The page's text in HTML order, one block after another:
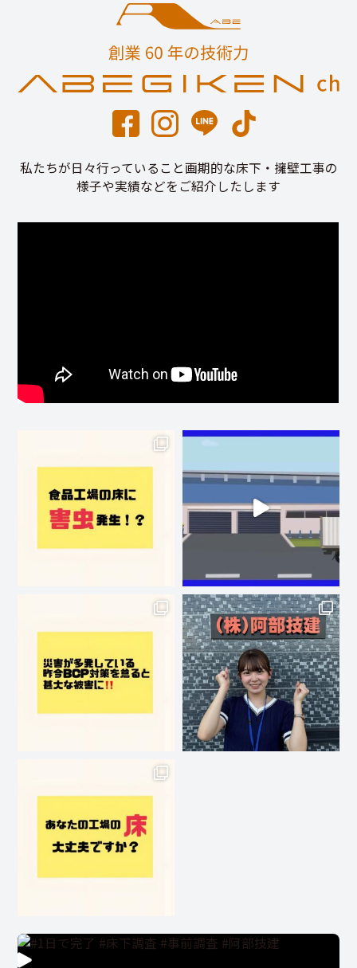
私たちが日々行っていること画期的な床下・擁壁工事の
様子や実績などをご紹介したします